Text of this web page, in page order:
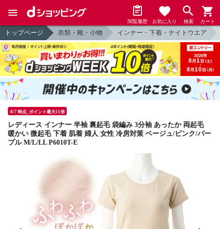
閲覧履歴 お気に入り 検索 カート
トップページ 衣類・靴・小物 インナー・下着・ナイトウエア
8/7 時点_ポイント最大11倍
レディース インナー 半袖 裏起毛 袋編み 3分袖 あったか 両起毛
暖かい 微起毛 下着 肌着 婦人 女性 冷房対策 ベージュ/ピンク/パー
プル M/L/LL P6010T-E